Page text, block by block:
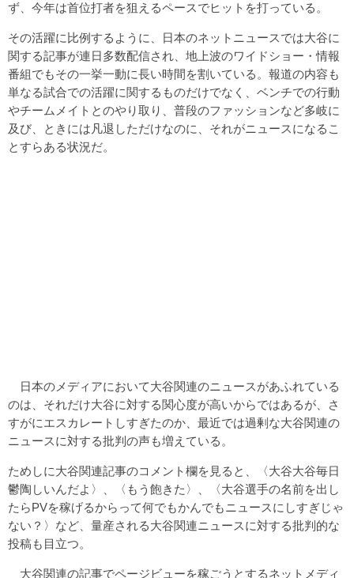
ず、今年は首位打者を狙えるペースでヒットを打っている。
その活躍に比例するように、日本のネットニュースでは大谷に
関する記事が連日多数配信され、地上波のワイドショー・情報
番組でもその一挙一動に長い時間を割いている。報道の内容も
単なる試合での活躍に関するものだけでなく、ベンチでの行動
やチームメイトとのやり取り、普段のファッションなど多岐に
及び、ときには凡退しただけなのに、それがニュースになるこ
とすらある状況だ。
日本のメディアにおいて大谷関連のニュースがあふれている
のは、それだけ大谷に対する関心度が高いからではあるが、さ
すがにエスカレートしすぎたのか、最近では過剰な大谷関連の
ニュースに対する批判の声も増えている。
ためしに大谷関連記事のコメント欄を見ると、〈大谷大谷毎日
鬱陶しいんだよ〉、〈もう飽きた〉、〈大谷選手の名前を出し
たらPVを稼げるからって何でもかんでもニュースにしすぎじゃ
ない？〉など、量産される大谷関連ニュースに対する批判的な
投稿も目立つ。
大谷関連の記事でページビューを稼ごうとするネットメディ